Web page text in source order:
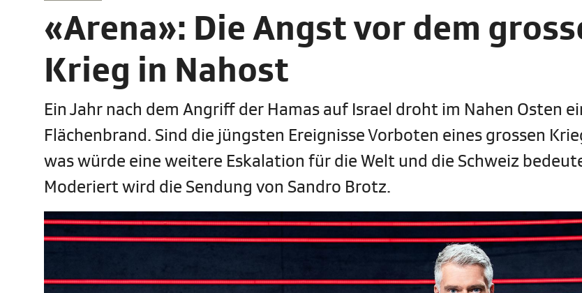
«Arena»: Die Angst vor dem
Krieg in Nahost
Ein Jahr nach dem Angriff der Hamas auf Israel droht im Nahen Osten
Flächenbrand. Sind die jüngsten Ereignisse Vorboten eines grossen
was würde eine weitere Eskalation für die Welt und die Schweiz
Moderiert wird die Sendung von Sandro Brotz.